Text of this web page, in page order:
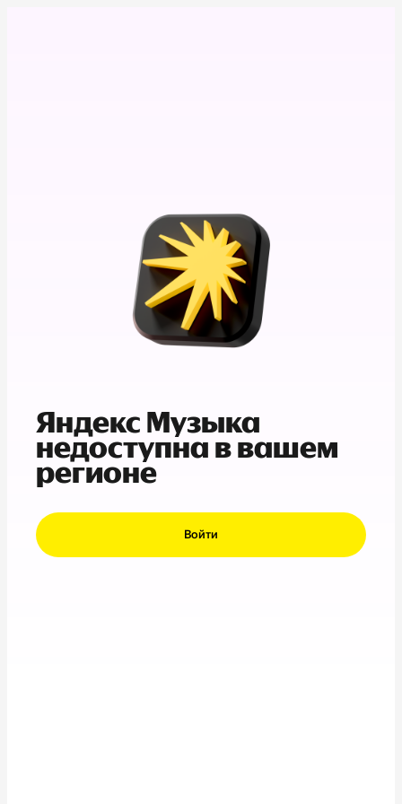
Яндекс Музыка
недоступна в вашем
регионе
Войти